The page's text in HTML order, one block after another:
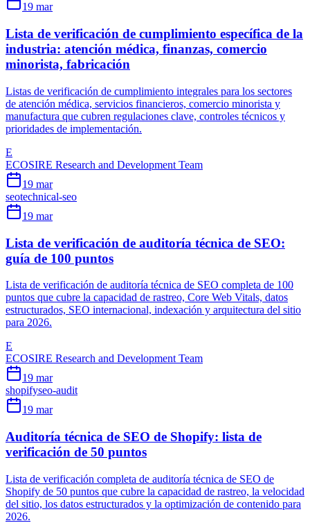
19 mar
Lista de verificación de cumplimiento específica de la
industria: atención médica, finanzas, comercio
minorista, fabricación
Listas de verificación de cumplimiento integrales para los sectores
de atención médica, servicios financieros, comercio minorista y
manufactura que cubren regulaciones clave, controles técnicos y
prioridades de implementación.
E
ECOSIRE Research and Development Team
19 mar
seotechnical-seo
19 mar
Lista de verificación de auditoría técnica de SEO:
guía de 100 puntos
Lista de verificación de auditoría técnica de SEO completa de 100
puntos que cubre la capacidad de rastreo, Core Web Vitals, datos
estructurados, SEO internacional, indexación y arquitectura del sitio
para 2026.
E
ECOSIRE Research and Development Team
19 mar
shopifyseo-audit
19 mar
Auditoría técnica de SEO de Shopify: lista de
verificación de 50 puntos
Lista de verificación completa de auditoría técnica de SEO de
Shopify de 50 puntos que cubre la capacidad de rastreo, la velocidad
del sitio, los datos estructurados y la optimización de contenido para
2026.